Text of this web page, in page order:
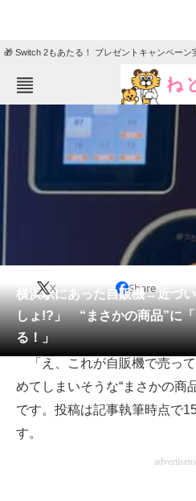
🎁 Switch 2もあたる！ プレゼントキャンペーン
グルメ
会員記事
メディア
注目記事を集めた総合ページ
ITの今と未来を見通す
進化するPCとデバイスの未来
横浜駅にあった自販機→近づ
しょ!?」 “まさかの商品”に
る！」
X Share
「え、これが自販機で売っ
めてしまいそうな“まさかの商品
です。投稿は記事執筆時点で
す。